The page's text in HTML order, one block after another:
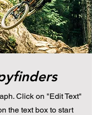
Click on "Edit Text"
the text box to start